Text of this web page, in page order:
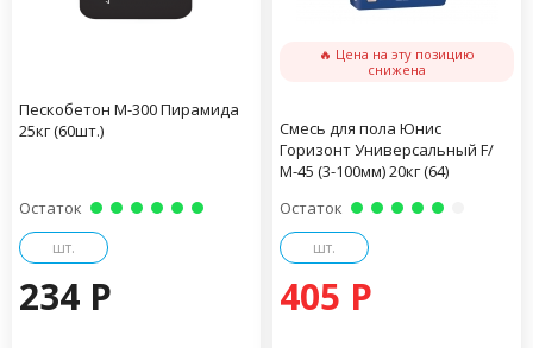
Пескобетон М-300 Пирамида
25кг (60шт.)
Остаток
шт.
234 P
🔥 Цена на эту позицию
снижена
Смесь для пола Юнис
Горизонт Универсальный F/
М-45 (3-100мм) 20кг (64)
Остаток
шт.
405 P